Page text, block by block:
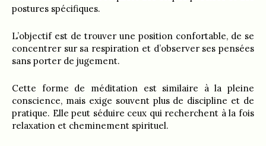
postures spécifiques.
L’objectif est de trouver une position confortable, de se
concentrer sur sa respiration et d’observer ses pensées
sans porter de jugement.
Cette forme de méditation est similaire à la pleine
conscience, mais exige souvent plus de discipline et de
pratique. Elle peut séduire ceux qui recherchent à la fois
relaxation et cheminement spirituel.